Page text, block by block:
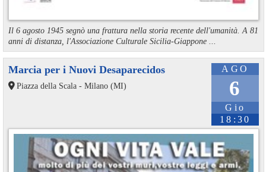
Il 6 agosto 1945 segnò una frattura nella storia recente dell'umanità. A 81
anni di distanza, l'Associazione Culturale Sicilia-Giappone ...
AGO
6
Gio
18:30
Marcia per i Nuovi Desaparecidos
Piazza della Scala - Milano (MI)